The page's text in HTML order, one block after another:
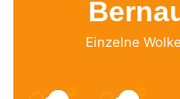
Einzelne